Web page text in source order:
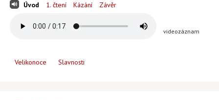
Úvod 1. čtení Kázání Závěr
videozáznam
Velikonoce Slavnosti